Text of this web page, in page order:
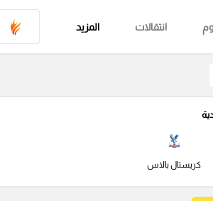
انتقالات المزيد
كريستال بالاس